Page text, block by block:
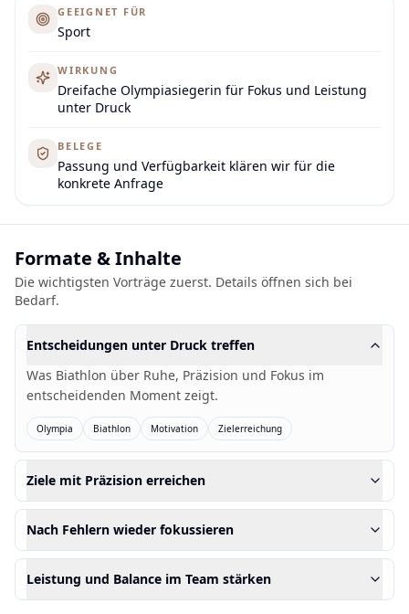
GEEIGNET FÜR
Sport
WIRKUNG
Dreifache Olympiasiegerin für Fokus und Leistung
unter Druck
BELEGE
Passung und Verfügbarkeit klären wir für die
konkrete Anfrage
Formate & Inhalte
Die wichtigsten Vorträge zuerst. Details öffnen sich bei
Bedarf.
Entscheidungen unter Druck treffen
Was Biathlon über Ruhe, Präzision und Fokus im
entscheidenden Moment zeigt.
Olympia Biathlon Motivation Zielerreichung
Ziele mit Präzision erreichen
Nach Fehlern wieder fokussieren
Leistung und Balance im Team stärken